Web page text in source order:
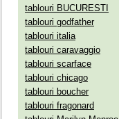
tablouri BUCURESTI
tablouri godfather
tablouri italia
tablouri caravaggio
tablouri scarface
tablouri chicago
tablouri boucher
tablouri fragonard